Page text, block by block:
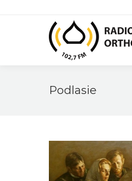
Podlasie